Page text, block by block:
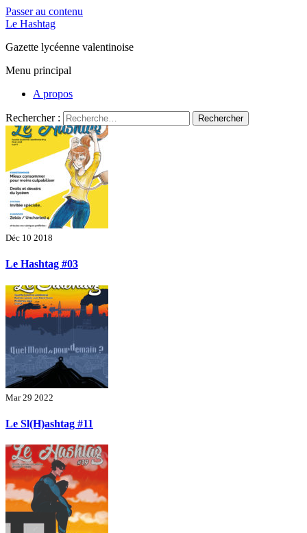
Passer au contenu
Le Hashtag
Gazette lycéenne valentinoise
Menu principal
A propos
Rechercher :
Déc 10 2018
Le Hashtag #03
Mar 29 2022
Le Sl(H)ashtag #11